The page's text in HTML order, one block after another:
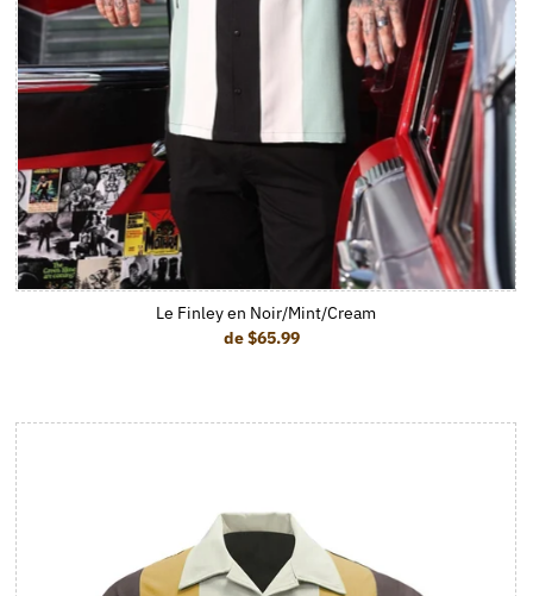
Le Finley en Noir/Mint/Cream
Prix ordinaire
de $65.99